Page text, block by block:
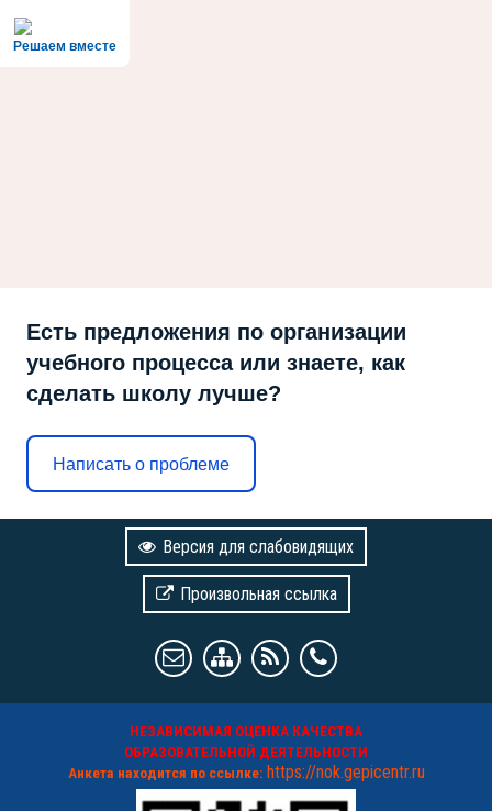
Решаем вместе
Есть предложения по организации
учебного процесса или знаете, как
сделать школу лучше?
Написать о проблеме
Версия для слабовидящих
Произвольная ссылка
НЕЗАВИСИМАЯ ОЦЕНКА КАЧЕСТВА
ОБРАЗОВАТЕЛЬНОЙ ДЕЯТЕЛЬНОСТИ
Анкета находится по ссылке: https://nok.gepicentr.ru